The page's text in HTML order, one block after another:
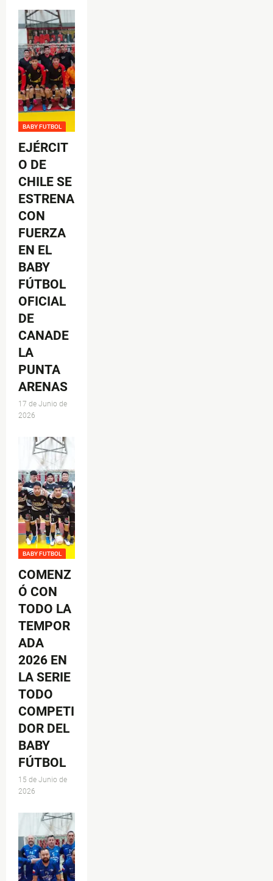
BABY FUTBOL
EJÉRCIT
O DE
CHILE SE
ESTRENA
CON
FUERZA
EN EL
BABY
FÚTBOL
OFICIAL
DE
CANADE
LA
PUNTA
ARENAS
17 de Junio de
2026
BABY FUTBOL
COMENZ
Ó CON
TODO LA
TEMPOR
ADA
2026 EN
LA SERIE
TODO
COMPETI
DOR DEL
BABY
FÚTBOL
15 de Junio de
2026